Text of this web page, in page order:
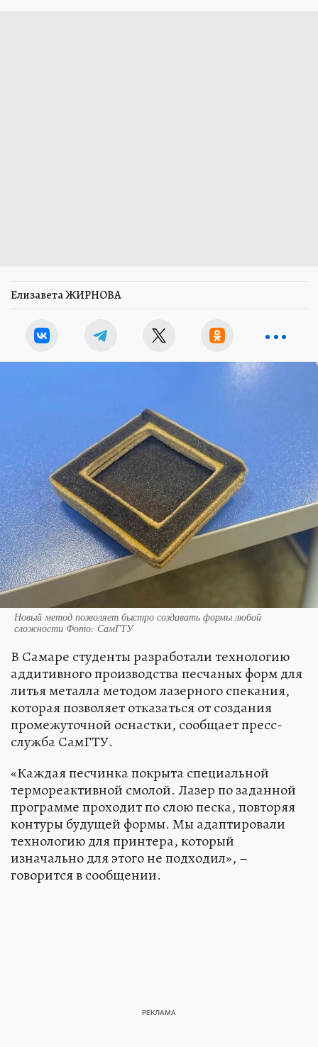
Елизавета ЖИРНОВА
Новый метод позволяет быстро создавать формы любой
сложности Фото: СамГТУ
В Самаре студенты разработали технологию
аддитивного производства песчаных форм для
литья металла методом лазерного спекания,
которая позволяет отказаться от создания
промежуточной оснастки, сообщает пресс-
служба СамГТУ.
«Каждая песчинка покрыта специальной
термореактивной смолой. Лазер по заданной
программе проходит по слою песка, повторяя
контуры будущей формы. Мы адаптировали
технологию для принтера, который
изначально для этого не подходил», –
говорится в сообщении.